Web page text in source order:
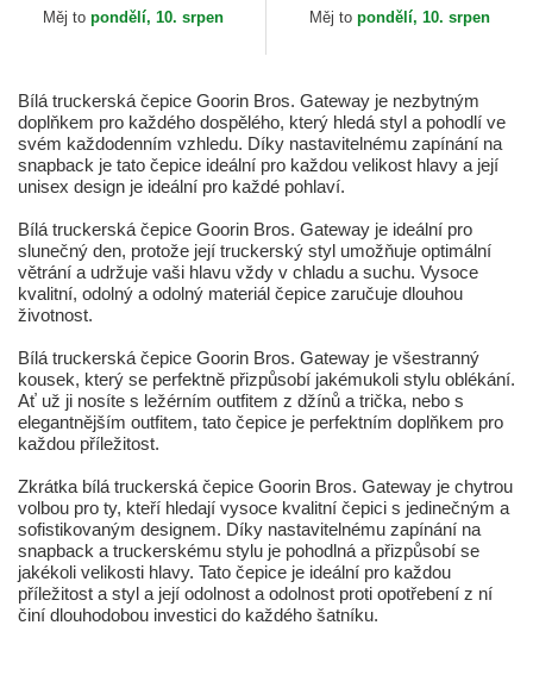
Měj to pondělí, 10. srpen Měj to pondělí, 10. srpen
Bílá truckerská čepice Goorin Bros. Gateway je nezbytným
doplňkem pro každého dospělého, který hledá styl a pohodlí ve
svém každodenním vzhledu. Díky nastavitelnému zapínání na
snapback je tato čepice ideální pro každou velikost hlavy a její
unisex design je ideální pro každé pohlaví.
Bílá truckerská čepice Goorin Bros. Gateway je ideální pro
slunečný den, protože její truckerský styl umožňuje optimální
větrání a udržuje vaši hlavu vždy v chladu a suchu. Vysoce
kvalitní, odolný a odolný materiál čepice zaručuje dlouhou
životnost.
Bílá truckerská čepice Goorin Bros. Gateway je všestranný
kousek, který se perfektně přizpůsobí jakémukoli stylu oblékání.
Ať už ji nosíte s ležérním outfitem z džínů a trička, nebo s
elegantnějším outfitem, tato čepice je perfektním doplňkem pro
každou příležitost.
Zkrátka bílá truckerská čepice Goorin Bros. Gateway je chytrou
volbou pro ty, kteří hledají vysoce kvalitní čepici s jedinečným a
sofistikovaným designem. Díky nastavitelnému zapínání na
snapback a truckerskému stylu je pohodlná a přizpůsobí se
jakékoli velikosti hlavy. Tato čepice je ideální pro každou
příležitost a styl a její odolnost a odolnost proti opotřebení z ní
činí dlouhodobou investici do každého šatníku.